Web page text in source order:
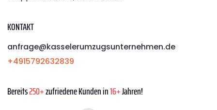
KONTAKT
anfrage@kasselerumzugsunternehmen.de
+4915792632839
Bereits250+zufriedene Kunden in16+Jahren!